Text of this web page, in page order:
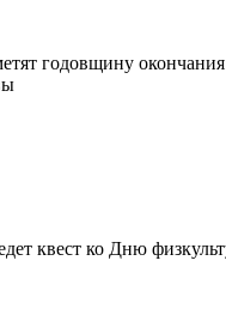
годовщину окончания
квест ко Дню